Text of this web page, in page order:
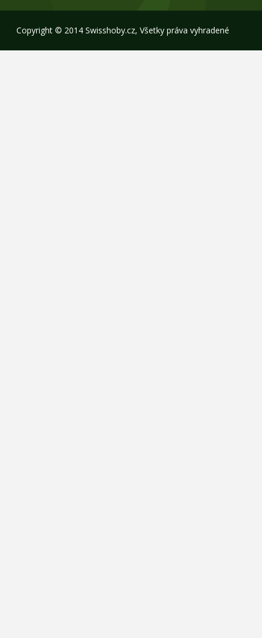
Copyright © 2014 Swisshoby.cz, Všetky práva vyhradené